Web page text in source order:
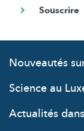
Nouveautés
Science au
Actualités